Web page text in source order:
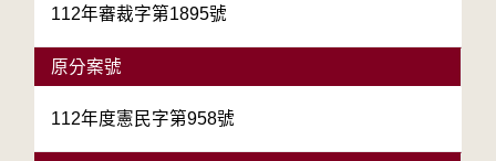
112年審裁字第1895號
原分案號
112年度憲民字第958號